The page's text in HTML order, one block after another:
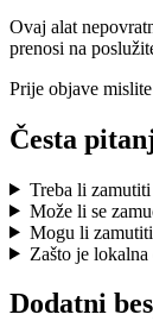
Ovaj alat
prenosi na
Prije objave
Česta
Treba li
Može li se
Mogu li
Zašto je
Dodatni